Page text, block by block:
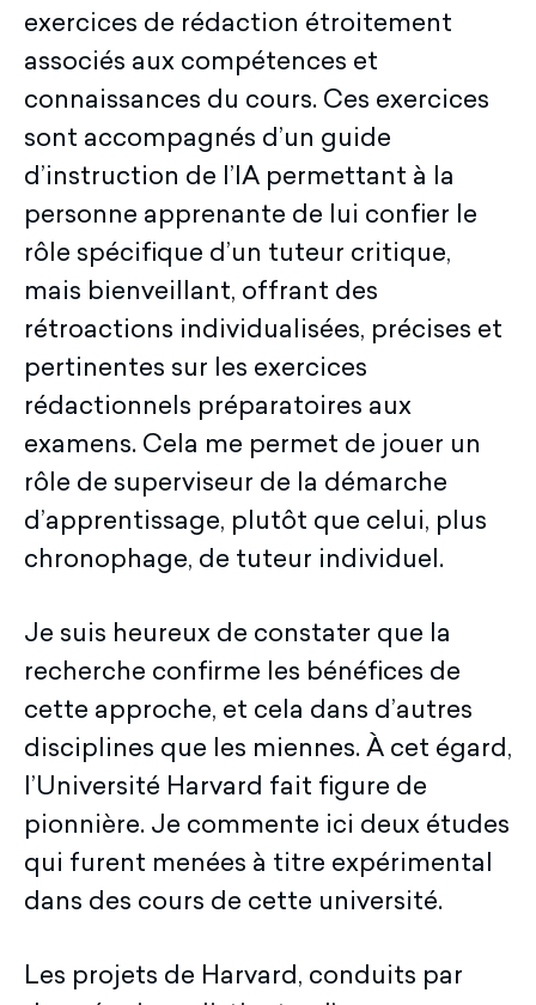
exercices de rédaction étroitement
associés aux compétences et
connaissances du cours. Ces exercices
sont accompagnés d’un guide
d’instruction de l’IA permettant à la
personne apprenante de lui confier le
rôle spécifique d’un tuteur critique,
mais bienveillant, offrant des
rétroactions individualisées, précises et
pertinentes sur les exercices
rédactionnels préparatoires aux
examens. Cela me permet de jouer un
rôle de superviseur de la démarche
d’apprentissage, plutôt que celui, plus
chronophage, de tuteur individuel.
Je suis heureux de constater que la
recherche confirme les bénéfices de
cette approche, et cela dans d’autres
disciplines que les miennes. À cet égard,
l’Université Harvard fait figure de
pionnière. Je commente ici deux études
qui furent menées à titre expérimental
dans des cours de cette université.
Les projets de Harvard, conduits par